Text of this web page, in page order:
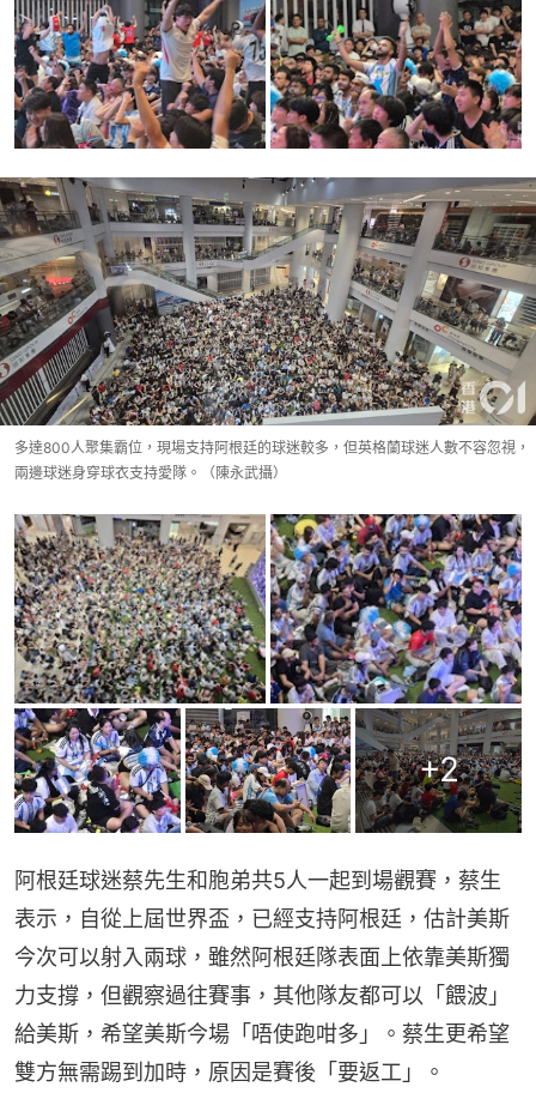
多達800人聚集霸位，現場支持阿根廷的球迷較多，但英格蘭球迷人數不容忽視，
兩邊球迷身穿球衣支持愛隊。（陳永武攝）
+2
阿根廷球迷蔡先生和胞弟共5人一起到場觀賽，蔡生
表示，自從上屆世界盃，已經支持阿根廷，估計美斯
今次可以射入兩球，雖然阿根廷隊表面上依靠美斯獨
力支撐，但觀察過往賽事，其他隊友都可以「餵波」
給美斯，希望美斯今場「唔使跑咁多」。蔡生更希望
雙方無需踢到加時，原因是賽後「要返工」。